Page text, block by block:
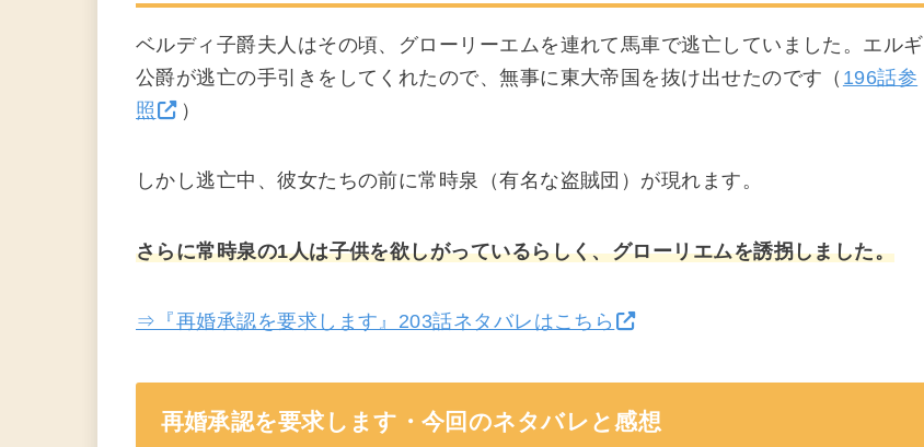
ベルディ子爵夫人はその頃、グローリーエムを連れて馬車で逃亡していました。エルギ
公爵が逃亡の手引きをしてくれたので、無事に東大帝国を抜け出せたのです（ 196話参
照
）
しかし逃亡中、彼女たちの前に常時泉（有名な盗賊団）が現れます。
さらに常時泉の1人は子供を欲しがっているらしく、グローリエムを誘拐しました。
⇒『再婚承認を要求します』203話ネタバレはこちら
再婚承認を要求します・今回のネタバレと感想